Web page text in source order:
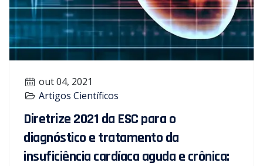
out 04, 2021
Artigos Científicos
Diretrize 2021 da ESC para o
diagnóstico e tratamento da
insuficiência cardíaca aguda e crônica: